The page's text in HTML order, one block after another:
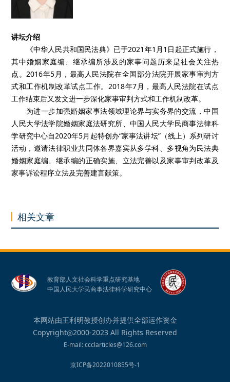
讲坛介绍
《中华人民共和国民法典》已于2021年1月1日起正式施行，
其中婚姻家庭编、继承编所涉及的家事问题历来是社会关注热
点。2016年5月，最高人民法院在全国部分法院开展家事审判方
式和工作机制改革试点工作。2018年7月，最高人民法院在试点
工作结束后又发文进一步深化家事审判方式和工作机制改革。
为进一步加强婚姻家事法领域理论界与实务界的交流，中国
人民大学法学院婚姻家庭法研究所、中国人民大学民商事法律科
学研究中心自2020年5月起特创办“家事法讲坛”（线上）系列研讨
活动，邀请法律职业共同体各界嘉宾从多学科、多视角为民法典
婚姻家庭编、继承编的正确实施、立法完善以及家事审判改革及
家事诉讼程序立法及完善建言献策。
相关文章
教育部人文社会科学重点研究基地
中国人民大学民商事法律科学研究中心
本网站由王利明教授创办并提供全部运作资金
Copyright◎2000-2023 All Rights Reserved
E-mail: ccclarticles@126.com
京ICP备2022010855号-1